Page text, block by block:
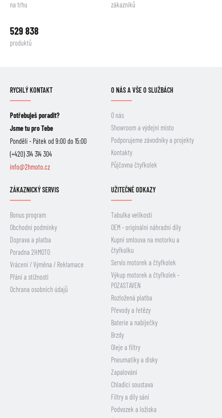
na trhu zákazníků
529 838
produktů
RYCHLÝ KONTAKT
Potřebuješ poradit?
Jsme tu pro Tebe
Pondělí - Pátek od 9:00 do 15:00
(+420) 314 314 304
info@2hmoto.cz
O NÁS A VŠE O SLUŽBÁCH
O nás
Showroom a výdejní místo
Podporujeme závodníky a projekty
Kontakty
Půjčovna čtyřkolek
ZÁKAZNICKÝ SERVIS
Bonus program
Obchodní podmínky
Doprava a platba
Poradna 2HMOTO
Vrácení / Výměna / Reklamace
Přání a stížnosti
Ochrana osobních údajů
UŽITEČNÉ ODKAZY
Tabulka velikostí
OEM - originální náhradní díly
Kupní smlouva na motorku a
čtyřkolku
Servis motorek a čtyřkolek
Výkup motorek a čtyřkolek -
POZASTAVEN
Rozložená platba
Převody a řetězy
Baterie a nabíječky
Brzdy
Oleje a filtry
Pneumatiky a disky
Zapalování
Chladicí soustava
Filtry a díly sání
Podvozek a ložiska